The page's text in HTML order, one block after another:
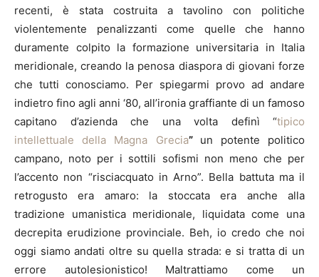
recenti, è stata costruita a tavolino con politiche
violentemente penalizzanti come quelle che hanno
duramente colpito la formazione universitaria in Italia
meridionale, creando la penosa diaspora di giovani forze
che tutti conosciamo. Per spiegarmi provo ad andare
indietro fino agli anni ‘80, all’ironia graffiante di un famoso
capitano d’azienda che una volta definì “tipico
intellettuale della Magna Grecia” un potente politico
campano, noto per i sottili sofismi non meno che per
l’accento non “risciacquato in Arno”. Bella battuta ma il
retrogusto era amaro: la stoccata era anche alla
tradizione umanistica meridionale, liquidata come una
decrepita erudizione provinciale. Beh, io credo che noi
oggi siamo andati oltre su quella strada: e si tratta di un
errore autolesionistico! Maltrattiamo come un